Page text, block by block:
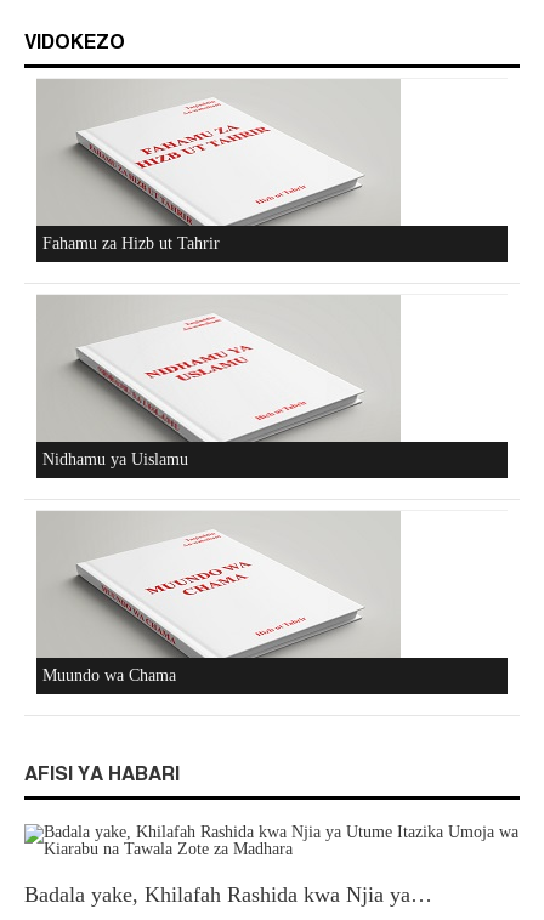
VIDOKEZO
Fahamu za Hizb ut Tahrir
Nidhamu ya Uislamu
Muundo wa Chama
AFISI YA HABARI
Badala yake, Khilafah Rashida kwa Njia ya…